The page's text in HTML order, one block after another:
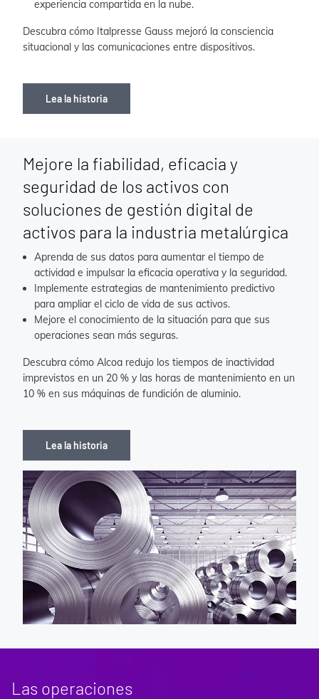
experiencia compartida en la nube.
Descubra cómo Italpresse Gauss mejoró la consciencia
situacional y las comunicaciones entre dispositivos.
Lea la historia
Mejore la fiabilidad, eficacia y
seguridad de los activos con
soluciones de gestión digital de
activos para la industria metalúrgica
Aprenda de sus datos para aumentar el tiempo de
actividad e impulsar la eficacia operativa y la seguridad.
Implemente estrategias de mantenimiento predictivo
para ampliar el ciclo de vida de sus activos.
Mejore el conocimiento de la situación para que sus
operaciones sean más seguras.
Descubra cómo Alcoa redujo los tiempos de inactividad
imprevistos en un 20 % y las horas de mantenimiento en un
10 % en sus máquinas de fundición de aluminio.
Lea la historia
Las operaciones